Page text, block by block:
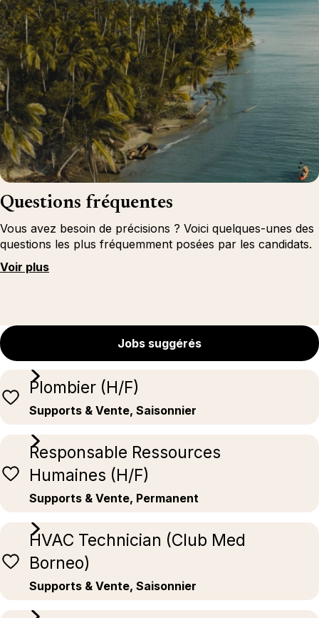
Questions fréquentes
Vous avez besoin de précisions ? Voici quelques-unes des
questions les plus fréquemment posées par les candidats.
Voir plus
Jobs suggérés
Plombier (H/F)
Supports & Vente, Saisonnier
Responsable Ressources
Humaines (H/F)
Supports & Vente, Permanent
HVAC Technician (Club Med
Borneo)
Supports & Vente, Saisonnier